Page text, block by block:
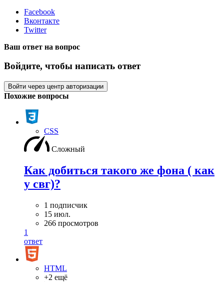
Facebook
Вконтакте
Twitter
Ваш ответ на вопрос
Войдите, чтобы написать ответ
Войти через центр авторизации
Похожие вопросы
CSS
Сложный
Как добиться такого же фона ( как
у свг)?
1 подписчик
15 июл.
266 просмотров
1
ответ
HTML
+2 ещё